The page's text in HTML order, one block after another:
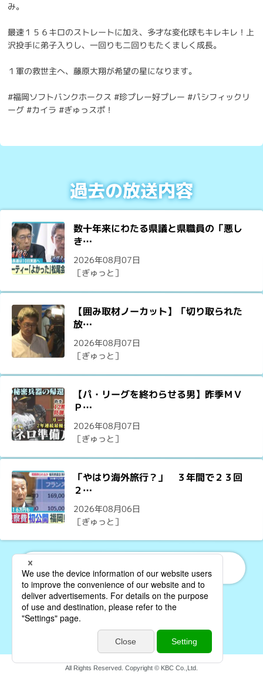
み。
最速１５６キロのストレートに加え、多才な変化球もキレキレ！上
沢投手に弟子入りし、一回りも二回りもたくましく成長。
１軍の救世主へ、藤原大翔が希望の星になります。
#福岡ソフトバンクホークス #珍プレー好プレー #パシフィックリ
ーグ #カイラ #ぎゅっスポ！
過去の放送内容
数十年来にわたる県議と県職員の「悪し
き…
2026年08月07日
［ぎゅっと］
【囲み取材ノーカット】「切り取られた
放…
2026年08月07日
［ぎゅっと］
【パ・リーグを終わらせる男】昨季ＭＶ
Ｐ…
2026年08月07日
［ぎゅっと］
「やはり海外旅行？」 ３年間で２３回
２…
2026年08月06日
［ぎゅっと］
もっと見る
All Rights Reserved. Copyright © KBC Co.,Ltd.